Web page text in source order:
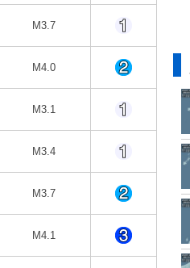
M3.7
M4.0
M3.1
M3.4
M3.7
M4.1